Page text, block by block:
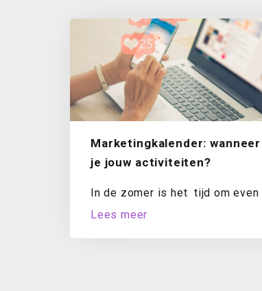
Marketingkalender: wanneer
je jouw activiteiten?
In de zomer is het tijd om even
evalueren. Hoe staat het met...
Lees meer